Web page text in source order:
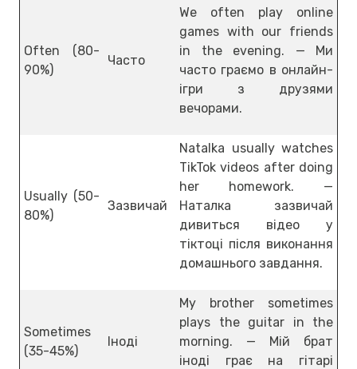
Often (80-
90%)
Часто
We often play online
games with our friends
in the evening. — Ми
часто граємо в онлайн-
ігри з друзями
вечорами.
Usually (50-
80%)
Зазвичай
Natalka usually watches
TikTok videos after doing
her homework. —
Наталка зазвичай
дивиться відео у
тіктоці після виконання
домашнього завдання.
Sometimes
(35-45%)
Іноді
My brother sometimes
plays the guitar in the
morning. — Мій брат
іноді грає на гітарі